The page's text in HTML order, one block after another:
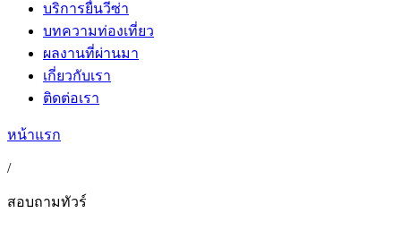
บริการยื่นวีซ่า
บทความท่องเที่ยว
ผลงานที่ผ่านมา
เกี่ยวกับเรา
ติดต่อเรา
หน้าแรก
/
สอบถามทัวร์